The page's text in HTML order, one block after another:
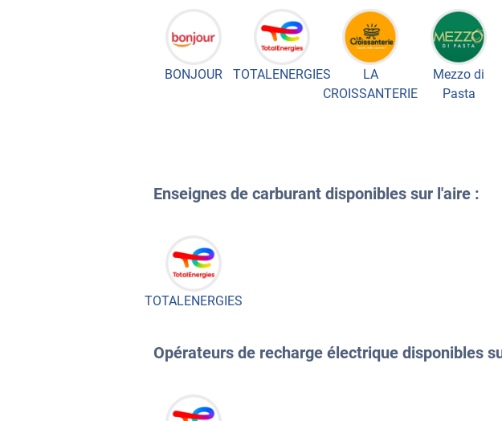
BONJOUR TOTALENERGIES
LA
CROISSANTERIE
Mezzo di
Pasta
Enseignes de carburant disponibles sur l'aire :
TOTALENERGIES
Opérateurs de recharge électrique disponibles